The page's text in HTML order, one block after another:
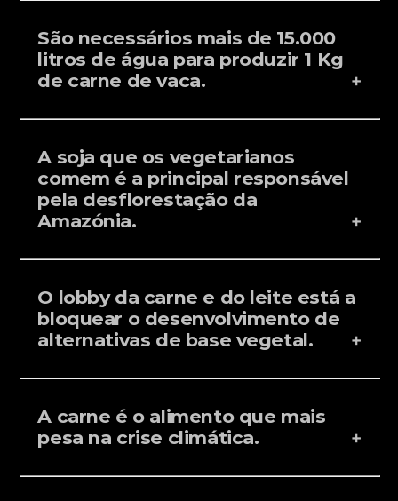
São necessários mais de 15.000
litros de água para produzir 1 Kg
de carne de vaca.
A soja que os vegetarianos
comem é a principal responsável
pela desflorestação da
Amazónia.
O lobby da carne e do leite está a
bloquear o desenvolvimento de
alternativas de base vegetal.
A carne é o alimento que mais
pesa na crise climática.